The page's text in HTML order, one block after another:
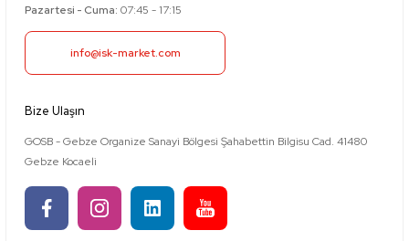
Pazartesi - Cuma: 07:45 - 17:15
info@isk-market.com
Bize Ulaşın
GOSB - Gebze Organize Sanayi Bölgesi Şahabettin Bilgisu Cad. 41480
Gebze Kocaeli